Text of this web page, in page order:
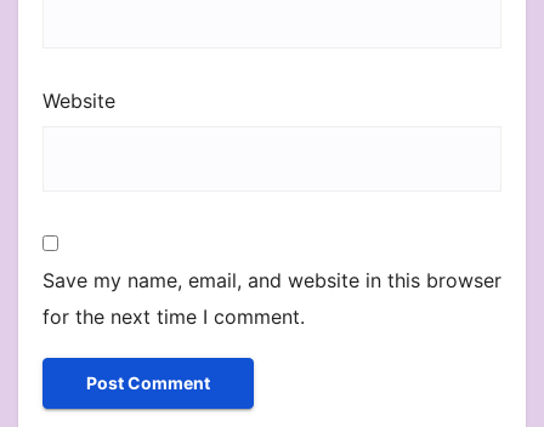
Website
Save my name, email, and website in this browser
for the next time I comment.